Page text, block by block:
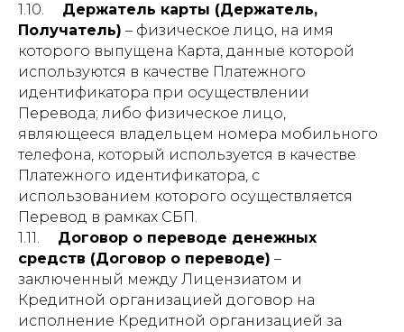
1.10. Держатель карты (Держатель,
Получатель) – физическое лицо, на имя
которого выпущена Карта, данные которой
используются в качестве Платежного
идентификатора при осуществлении
Перевода; либо физическое лицо,
являющееся владельцем номера мобильного
телефона, который используется в качестве
Платежного идентификатора, с
использованием которого осуществляется
Перевод в рамках СБП.
1.11. Договор о переводе денежных
средств (Договор о переводе) –
заключенный между Лицензиатом и
Кредитной организацией договор на
исполнение Кредитной организацией за